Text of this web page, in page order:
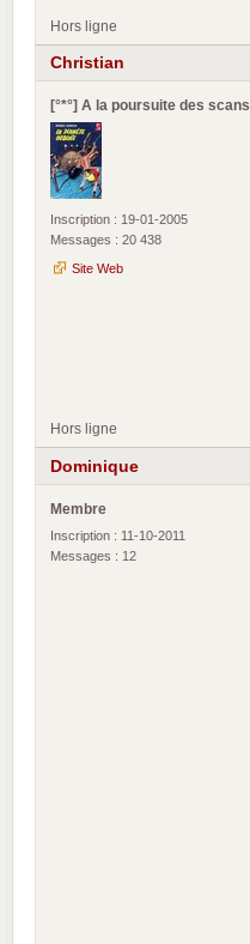
Hors ligne
Christian
[°*°] A la poursuite des scans
Inscription : 19-01-2005
Messages : 20 438
Site Web
Hors ligne
Dominique
Membre
Inscription : 11-10-2011
Messages : 12